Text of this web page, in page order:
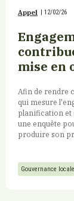
Appel | 12/02/26
mise en
Afin de rendre
qui mesure
planification et
une enquête
produire son
Gouvernance locale